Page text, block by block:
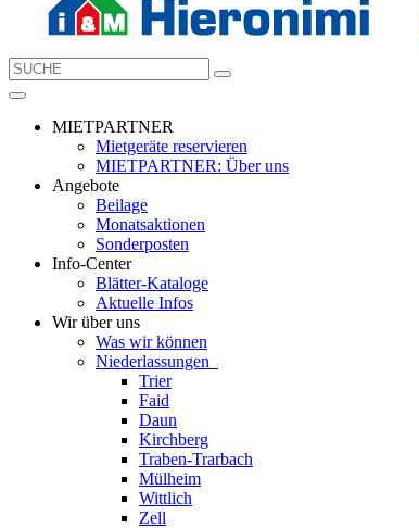
MIETPARTNER
Mietgeräte reservieren
MIETPARTNER: Über uns
Angebote
Beilage
Monatsaktionen
Sonderposten
Info-Center
Blätter-Kataloge
Aktuelle Infos
Wir über uns
Was wir können
Niederlassungen
Trier
Faid
Daun
Kirchberg
Traben-Trarbach
Mülheim
Wittlich
Zell